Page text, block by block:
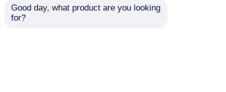
Good day, what product are you looking
for?